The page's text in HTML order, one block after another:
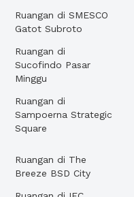
Ruangan di SMESCO
Gatot Subroto
Ruangan di
Sucofindo Pasar
Minggu
Ruangan di
Sampoerna Strategic
Square
Ruangan di The
Breeze BSD City